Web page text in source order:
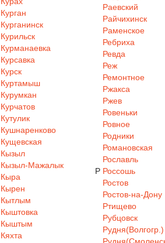
Курган
Курганинск
Курильск
Курманаевка
Курсавка
Курск
Куртамыш
Курумкан
Курчатов
Кутулик
Кушнаренково
Кущевская
Кызыл
Кызыл-Мажалык
Кыра
Кырен
Кытлым
Кыштовка
Кыштым
Кяхта
Р
Раевский
Райчихинск
Раменское
Ребриха
Ревда
Реж
Ремонтное
Ржакса
Ржев
Ровеньки
Ровное
Родники
Романовская
Рославль
Россошь
Ростов
Ростов-на-Дону
Ртищево
Рубцовск
Рудня(Волгогр.)